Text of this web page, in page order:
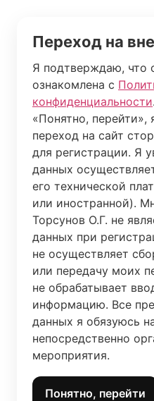
Переход на
Я подтверждаю, что
ознакомлена с
конфиденциальности
«Понятно,
переход на сайт
для регистрации. Я
данных
его технической
или иностранной).
Торсунов О.Г. не
данных при
не осуществляет
или передачу моих
не обрабатывает
информацию. Все
данных я обязуюсь
непосредственно
мероприятия.
Понятно, перейти